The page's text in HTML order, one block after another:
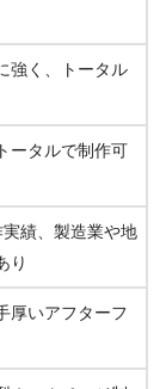
強く、トータル
ータルで制作可
績、製造業や地
り
厚いアフターフ